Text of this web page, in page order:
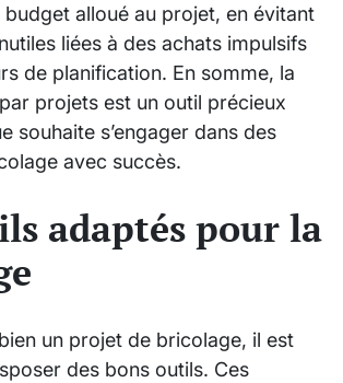
alloué au projet, en évitant
liées à des achats impulsifs
de planification. En somme, la
projets est un outil précieux
souhaite s’engager dans des
avec succès.
adaptés pour la
un projet de bricolage, il est
des bons outils. Ces